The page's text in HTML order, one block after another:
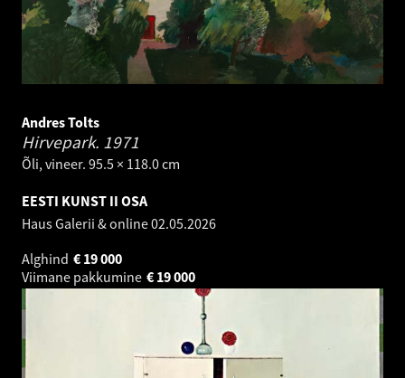
Andres Tolts
Hirvepark. 1971
Õli, vineer. 95.5 × 118.0 cm
EESTI KUNST II OSA
Haus Galerii & online02.05.2026
Alghind
19 000
€
Viimane pakkumine
19 000
€